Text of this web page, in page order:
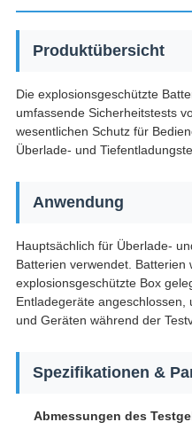
Produktübersicht
Die explosionsgeschützte
umfassende Sicherheitstests
wesentlichen Schutz für
Überlade- und
Anwendung
Hauptsächlich für Überlade-
Batterien verwendet. Batterien
explosionsgeschützte Box
Entladegeräte angeschlossen,
und Geräten während der
Spezifikationen &
Abmessungen des